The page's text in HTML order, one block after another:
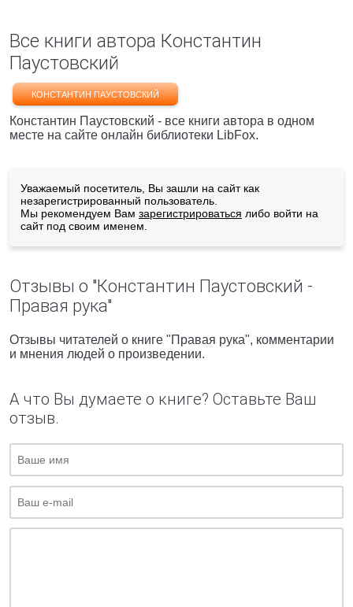
Все книги автора Константин
Паустовский
КОНСТАНТИН ПАУСТОВСКИЙ
Константин Паустовский - все книги автора в одном
месте на сайте онлайн библиотеки LibFox.
Уважаемый посетитель, Вы зашли на сайт как
незарегистрированный пользователь.
Мы рекомендуем Вам зарегистрироваться либо войти на
сайт под своим именем.
Отзывы о "Константин Паустовский -
Правая рука"
Отзывы читателей о книге "Правая рука", комментарии
и мнения людей о произведении.
А что Вы думаете о книге? Оставьте Ваш
отзыв.